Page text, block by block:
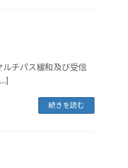
チパス緩和及び受信
続きを読む